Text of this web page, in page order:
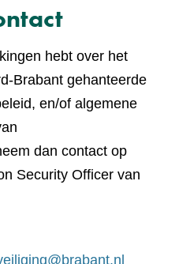
hebt over het
Brabant gehanteerde
en/of algemene
dan contact op
Security Officer van